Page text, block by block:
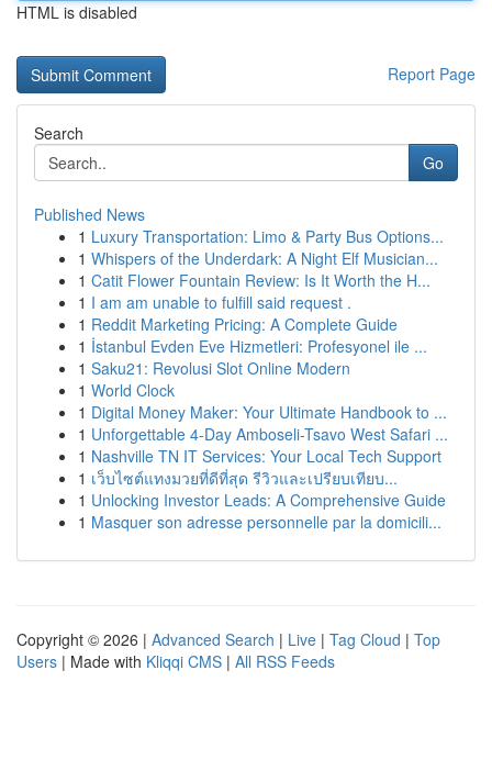
HTML is disabled
Report Page
Search
Go
Published News
1 Luxury Transportation: Limo & Party Bus Options...
1 Whispers of the Underdark: A Night Elf Musician...
1 Catit Flower Fountain Review: Is It Worth the H...
1 I am am unable to fulfill said request .
1 Reddit Marketing Pricing: A Complete Guide
1 İstanbul Evden Eve Hizmetleri: Profesyonel ile ...
1 Saku21: Revolusi Slot Online Modern
1 World Clock
1 Digital Money Maker: Your Ultimate Handbook to ...
1 Unforgettable 4-Day Amboseli-Tsavo West Safari ...
1 Nashville TN IT Services: Your Local Tech Support
1 เว็บไซต์แทงมวยที่ดีที่สุด รีวิวและเปรียบเทียบ...
1 Unlocking Investor Leads: A Comprehensive Guide
1 Masquer son adresse personnelle par la domicili...
Copyright © 2026 | Advanced Search | Live | Tag Cloud | Top
Users | Made with Kliqqi CMS | All RSS Feeds